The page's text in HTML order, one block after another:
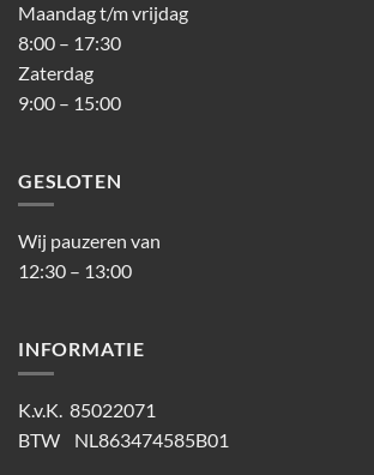
Maandag t/m vrijdag
8:00 – 17:30
Zaterdag
9:00 – 15:00
GESLOTEN
Wij pauzeren van
12:30 – 13:00
INFORMATIE
K.v.K. 85022071
BTW NL863474585B01